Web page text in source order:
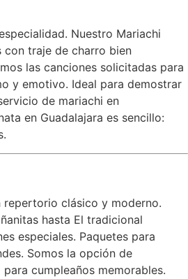
Nuestro Mariachi
traje de charro bien
las canciones solicitadas para
y emotivo. Ideal para demostrar
de mariachi en
en Guadalajara es sencillo:
repertorio clásico y moderno.
hasta El tradicional
especiales. Paquetes para
Somos la opción de
para cumpleaños memorables.